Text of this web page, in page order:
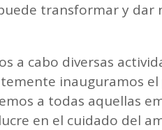
transformar y dar
a cabo diversas
inauguramos el
a todas aquellas
en el cuidado del